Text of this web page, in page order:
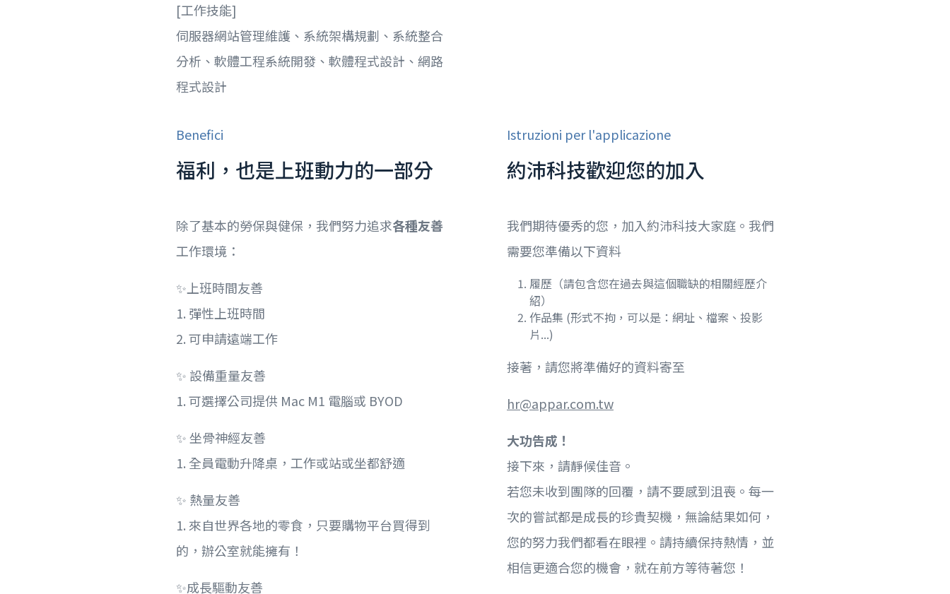
[工作技能]
伺服器網站管理維護、系統架構規劃、系統整合
分析、軟體工程系統開發、軟體程式設計、網路
程式設計
Benefici
福利，也是上班動力的一部分
除了基本的勞保與健保，我們努力追求各種友善
工作環境：
✨上班時間友善
1. 彈性上班時間
2. 可申請遠端工作
✨ 設備重量友善
1. 可選擇公司提供 Mac M1 電腦或 BYOD
✨ 坐骨神經友善
1. 全員電動升降桌，工作或站或坐都舒適
✨ 熱量友善
1. 來自世界各地的零食，只要購物平台買得到
的，辦公室就能擁有！
✨成長驅動友善
Istruzioni per l'applicazione
約沛科技歡迎您的加入
我們期待優秀的您，加入約沛科技大家庭。我們
需要您準備以下資料
履歷（請包含您在過去與這個職缺的相關經歷介
紹）
作品集 (形式不拘，可以是：網址、檔案、投影
片...)
接著，請您將準備好的資料寄至
hr@appar.com.tw
大功告成！
接下來，請靜候佳音。
若您未收到團隊的回覆，請不要感到沮喪。每一
次的嘗試都是成長的珍貴契機，無論結果如何，
您的努力我們都看在眼裡。請持續保持熱情，並
相信更適合您的機會，就在前方等待著您！